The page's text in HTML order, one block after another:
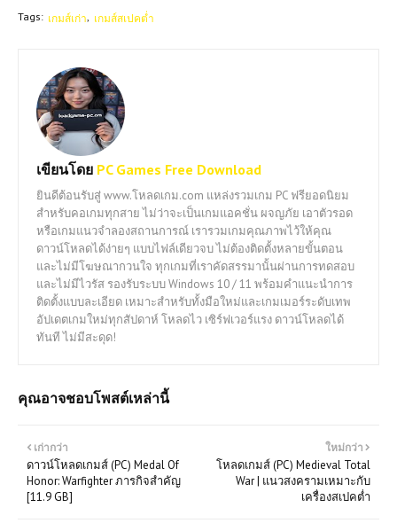
Tags: เกมส์เก่า เกมส์สเปคต่ำ
เขียนโดย PC Games Free Download
ยินดีต้อนรับสู่ www.โหลดเกม.com แหล่งรวมเกม PC ฟรียอดนิยม
สำหรับคอเกมทุกสาย ไม่ว่าจะเป็นเกมแอคชั่น ผจญภัย เอาตัวรอด
หรือเกมแนวจำลองสถานการณ์ เรารวมเกมคุณภาพไว้ให้คุณ
ดาวน์โหลดได้ง่ายๆ แบบไฟล์เดียวจบ ไม่ต้องติดตั้งหลายขั้นตอน
และไม่มีโฆษณากวนใจ ทุกเกมที่เราคัดสรรมานั้นผ่านการทดสอบ
และไม่มีไวรัส รองรับระบบ Windows 10 / 11 พร้อมคำแนะนำการ
ติดตั้งแบบละเอียด เหมาะสำหรับทั้งมือใหม่และเกมเมอร์ระดับเทพ
อัปเดตเกมใหม่ทุกสัปดาห์ โหลดไว เซิร์ฟเวอร์แรง ดาวน์โหลดได้
ทันที ไม่มีสะดุด!
คุณอาจชอบโพสต์เหล่านี้
ใหม่กว่า
โหลดเกมส์ (PC) Medieval Total
War | แนวสงครามเหมาะกับ
เครื่องสเปคต่ำ
เก่ากว่า
ดาวน์โหลดเกมส์ (PC) Medal Of
Honor: Warfighter ภารกิจสำคัญ
[11.9 GB]